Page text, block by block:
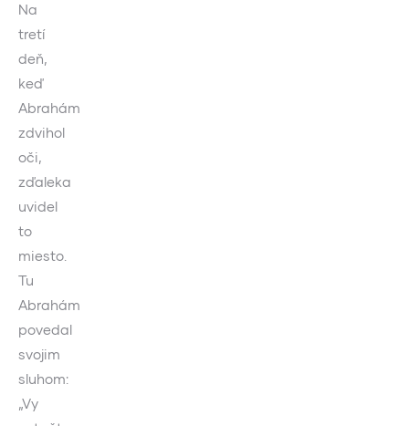
Na
tretí
deň,
keď
Abrahám
zdvihol
oči,
zďaleka
uvidel
to
miesto.
Tu
Abrahám
povedal
svojim
sluhom:
„Vy